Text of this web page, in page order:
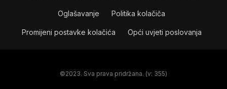
Oglašavanje Politika kolačiča
Promijeni postavke kolačića Opći uvjeti poslovanja
©2023. Sva prava pridržana. (v: 355)